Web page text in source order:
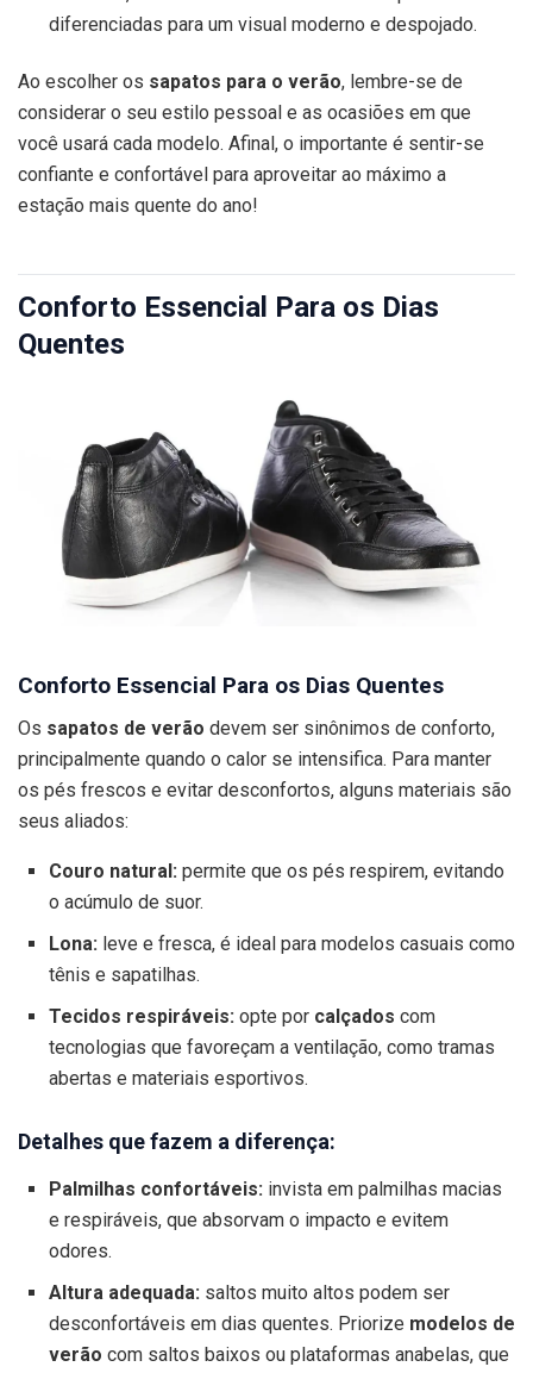
diferenciadas para um visual moderno e despojado.
Ao escolher os sapatos para o verão, lembre-se de
considerar o seu estilo pessoal e as ocasiões em que
você usará cada modelo. Afinal, o importante é sentir-se
confiante e confortável para aproveitar ao máximo a
estação mais quente do ano!
Conforto Essencial Para os Dias
Quentes
Conforto Essencial Para os Dias Quentes
Os sapatos de verão devem ser sinônimos de conforto,
principalmente quando o calor se intensifica. Para manter
os pés frescos e evitar desconfortos, alguns materiais são
seus aliados:
Couro natural:permite que os pés respirem, evitando
o acúmulo de suor.
Lona: leve e fresca, é ideal para modelos casuais como
tênis e sapatilhas.
Tecidos respiráveis: opte por calçados com
tecnologias que favoreçam a ventilação, como tramas
abertas e materiais esportivos.
Detalhes que fazem a diferença:
Palmilhas confortáveis:invista em palmilhas macias
e respiráveis, que absorvam o impacto e evitem
odores.
Altura adequada:saltos muito altos podem ser
desconfortáveis em dias quentes. Priorize modelos de
verão com saltos baixos ou plataformas anabelas, que